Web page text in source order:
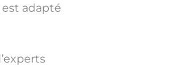
adapté